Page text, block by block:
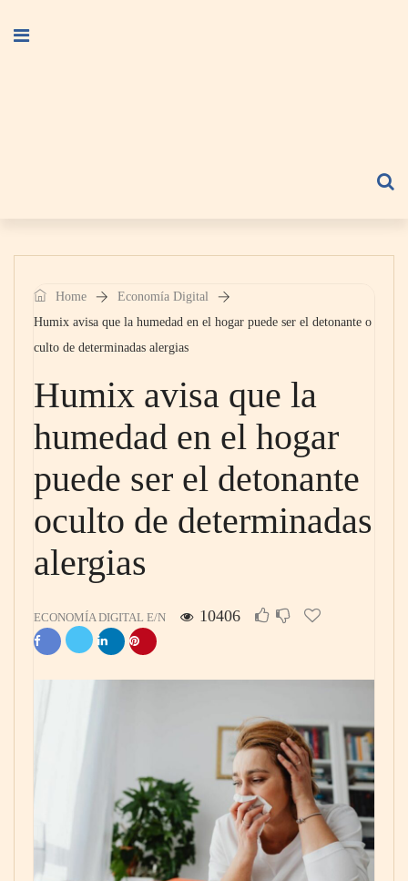
Home
Economía Digital
Humix avisa que la humedad en el hogar puede ser el detonante o
culto de determinadas alergias
Humix avisa que la
humedad en el hogar
puede ser el detonante
oculto de determinadas
alergias
ECONOMÍA DIGITAL E/N 10406